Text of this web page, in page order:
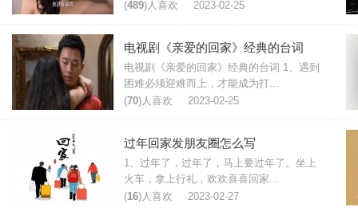
(489)人喜欢 2023-02-25
电视剧《亲爱的回家》经典的台词
电视剧《亲爱的回家》经典的台词 1、遇到
困难必须迎难而上，才能成为打...
(70)人喜欢 2023-02-25
过年回家发朋友圈怎么写
1、过年了，过年了，马上要过年了。坐上
火车，拿上行礼，欢欢喜喜回家...
(16)人喜欢 2023-02-27